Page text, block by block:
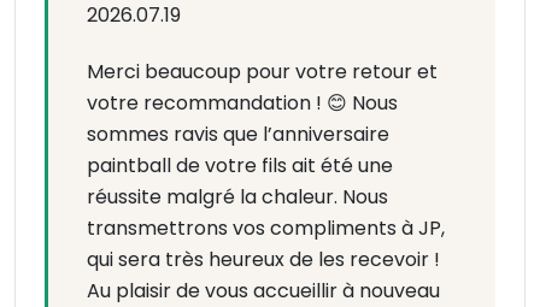
2026.07.19
Merci beaucoup pour votre retour et
votre recommandation ! 😊 Nous
sommes ravis que l’anniversaire
paintball de votre fils ait été une
réussite malgré la chaleur. Nous
transmettrons vos compliments à JP,
qui sera très heureux de les recevoir !
Au plaisir de vous accueillir à nouveau